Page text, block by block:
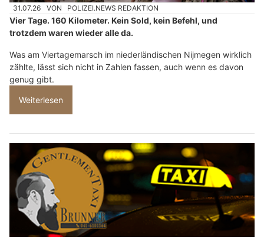
31.07.26 VON POLIZEI.NEWS REDAKTION
Vier Tage. 160 Kilometer. Kein Sold, kein Befehl, und
trotzdem waren wieder alle da.
Was am Viertagemarsch im niederländischen Nijmegen wirklich
zählte, lässt sich nicht in Zahlen fassen, auch wenn es davon
genug gibt.
Weiterlesen